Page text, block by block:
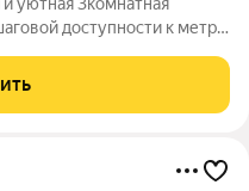
доступности к метро
между комфортом,